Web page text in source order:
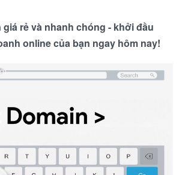
rẻ và nhanh chóng - khởi đầu
online của bạn ngay hôm nay!